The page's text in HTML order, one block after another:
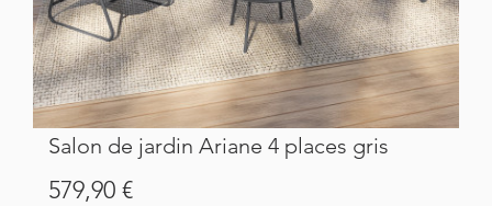
Salon de jardin Ariane 4 places gris
Prix
579,90 €